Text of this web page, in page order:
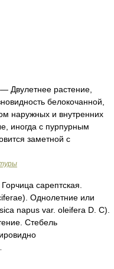
— Двулетнее растение,
белокочанной,
наружных и внутренних
иногда с пурпурным
заметной с
сарептская.
Однолетние или
napus var. oleifera D. С).
Стебель